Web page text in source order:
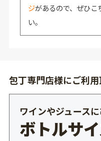
ジがあるので、ぜひこ
い。
包丁専門店様にご利
ワインやジュース
ボトルサ